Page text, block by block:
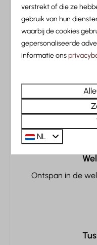
Eindschoonmaak
Huisdieren
Huisdieren
Aan een
Luxe
Ontspan in de
verstrekt of die ze
gebruik van hun
waarbij de cookies
gepersonaliseerde
informatie ons
NL